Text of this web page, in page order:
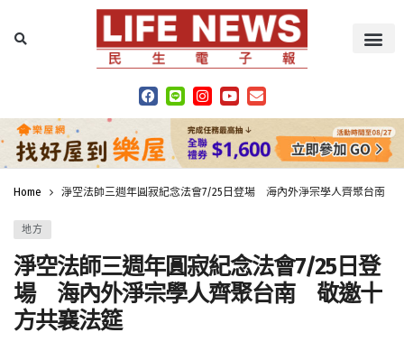
Home 淨空法師三週年圓寂紀念法會7/25日登場 海內外淨宗學人齊聚台南
地方
淨空法師三週年圓寂紀念法會7/25日登
場 海內外淨宗學人齊聚台南 敬邀十
方共襄法筵